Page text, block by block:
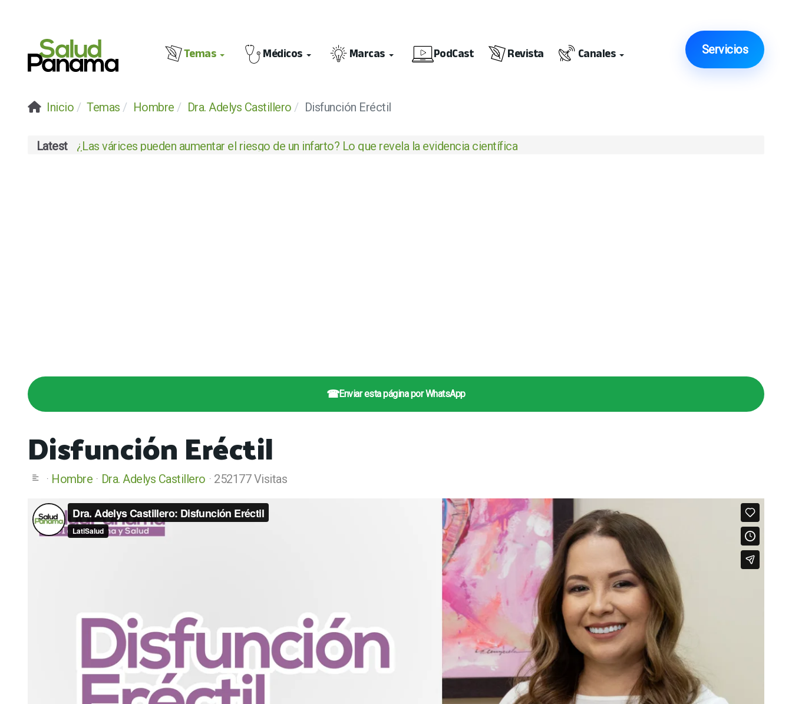
Temas Médicos Marcas PodCast Revista Canales Servicios
Inicio Temas Hombre Dra. Adelys Castillero Disfunción Eréctil
Latest ¿Las várices pueden aumentar el riesgo de un infarto? Lo que revela la evidencia científica
☎Enviar esta página por WhatsApp
Disfunción Eréctil
Hombre Dra. Adelys Castillero 252177 Visitas